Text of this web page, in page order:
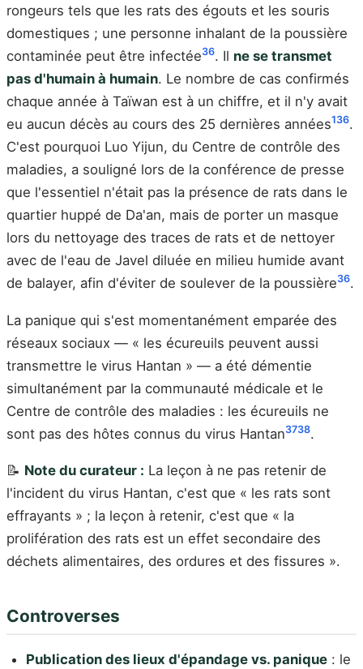
rongeurs tels que les rats des égouts et les souris
domestiques ; une personne inhalant de la poussière
contaminée peut être infectée36. Il ne se transmet
pas d'humain à humain. Le nombre de cas confirmés
chaque année à Taïwan est à un chiffre, et il n'y avait
eu aucun décès au cours des 25 dernières années136.
C'est pourquoi Luo Yijun, du Centre de contrôle des
maladies, a souligné lors de la conférence de presse
que l'essentiel n'était pas la présence de rats dans le
quartier huppé de Da'an, mais de porter un masque
lors du nettoyage des traces de rats et de nettoyer
avec de l'eau de Javel diluée en milieu humide avant
de balayer, afin d'éviter de soulever de la poussière36.
La panique qui s'est momentanément emparée des
réseaux sociaux — « les écureuils peuvent aussi
transmettre le virus Hantan » — a été démentie
simultanément par la communauté médicale et le
Centre de contrôle des maladies : les écureuils ne
sont pas des hôtes connus du virus Hantan3738.
📝 Note du curateur : La leçon à ne pas retenir de
l'incident du virus Hantan, c'est que « les rats sont
effrayants » ; la leçon à retenir, c'est que « la
prolifération des rats est un effet secondaire des
déchets alimentaires, des ordures et des fissures ».
Controverses
Publication des lieux d'épandage vs. panique : le